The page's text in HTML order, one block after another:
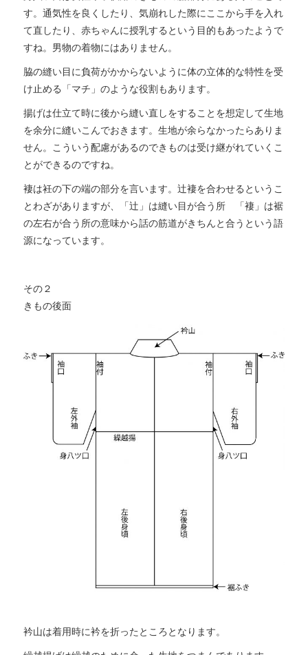
す。通気性を良くしたり、気崩れした際にここから手を入れ
て直したり、赤ちゃんに授乳するという目的もあったようで
すね。男物の着物にはありません。
脇の縫い目に負荷がかからないように体の立体的な特性を受
け止める「マチ」のような役割もあります。
揚げは仕立て時に後から縫い直しをすることを想定して生地
を余分に縫いこんでおきます。生地が余らなかったらありま
せん。こういう配慮があるのできものは受け継がれていくこ
とができるのですね。
褄は衽の下の端の部分を言います。辻褄を合わせるというこ
とわざがありますが、「辻」は縫い目が合う所 「褄」は裾
の左右が合う所の意味から話の筋道がきちんと合うという語
源になっています。
その２
きもの後面
衿山は着用時に衿を折ったところとなります。